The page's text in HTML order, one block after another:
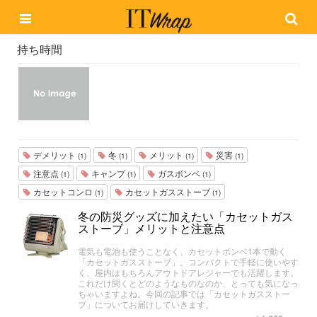
持ち時間
デメリット (1) 冬 (1) メリット (1) 災害 (1)
注意点 (1) キャンプ(1) ガスボンベ (1)
カセットコンロ (1) カセットガスストーブ (1)
冬の防災グッズに加えたい「カセットガス
ストーブ」メリットと注意点
電気も電池も使うことなく、カセットボンベ1本で動く
「カセットガスストーブ」。コンパクトで手軽に使いやす
く、屋内はもちろんアウトドアレジャーでも活躍します。
これだけ聞くとどのようなものなのか、とっても気になっ
ちゃいますよね。今回の記事では「カセットガスストー
ブ」についてお届けしていきます。